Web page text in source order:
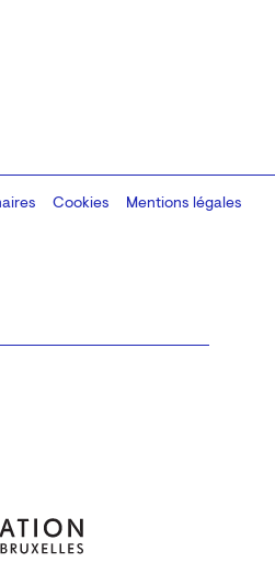
, code:8080.studio
Cookies Mentions légales